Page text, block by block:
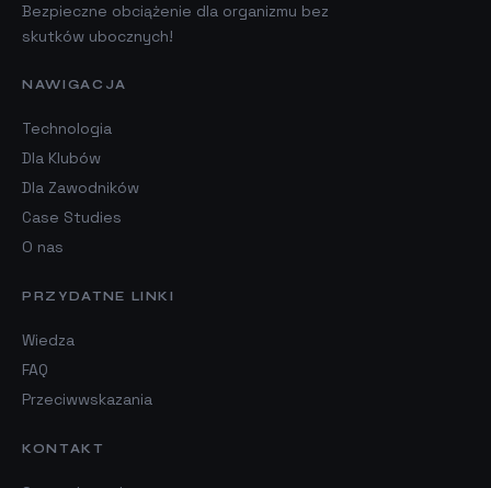
Bezpieczne obciążenie dla organizmu bez
skutków ubocznych!
NAWIGACJA
Technologia
Dla Klubów
Dla Zawodników
Case Studies
O nas
PRZYDATNE LINKI
Wiedza
FAQ
Przeciwwskazania
KONTAKT